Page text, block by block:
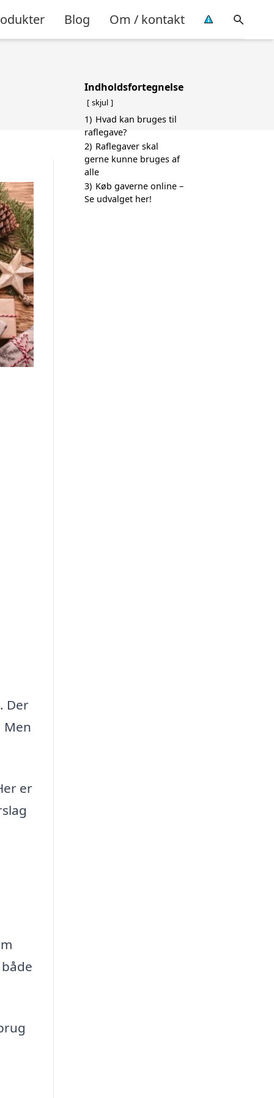
Blog Om / kontakt
Der
Men
er
Indholdsfortegnelse
skjul
1) Hvad kan bruges til
raflegave?
2) Raflegaver skal
gerne kunne bruges af
alle
3) Køb gaverne online –
Se udvalget her!